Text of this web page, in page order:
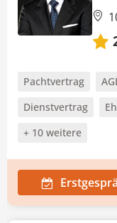
Pachtvertrag
Dienstvertrag
+ 10 weitere